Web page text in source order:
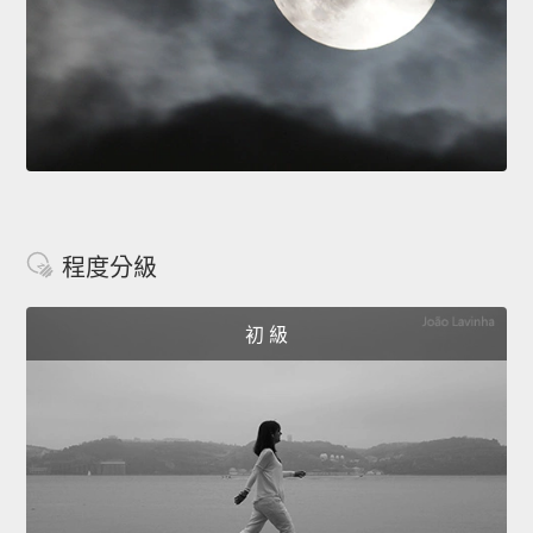
程度分級
初 級